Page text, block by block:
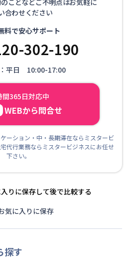
合わせください
料で安心サポート
302-190
平日 10:00-17:00
間365日対応中
WEBから問合せ
ーション・中・長期滞在ならミスタービ
代行業務ならミスタービジネスにお任せ
下さい。
りに保存して後で比較する
気に入りに保存
探す